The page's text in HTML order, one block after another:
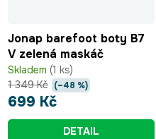
Jonap barefoot boty B7
V zelená maskáč
Skladem (1 ks)
699 Kč
1 349 Kč (–48 %)
DETAIL